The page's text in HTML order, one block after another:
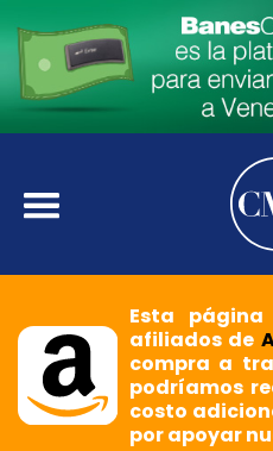
Esta
afiliados de
compra a
podríamos
costo
por apoyar